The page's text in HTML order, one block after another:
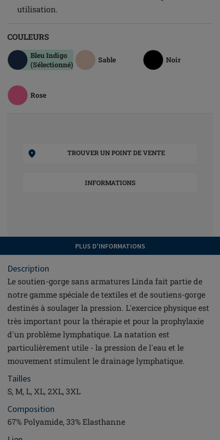
utilisation.
COULEURS
Bleu Indigo
(Sélectionné)
Sable Noir
Rose
TROUVER UN POINT DE VENTE
INFORMATIONS
PLUS D'INFORMATIONS
Description
Le soutien-gorge sans armatures Linda fait partie de
notre gamme spéciale de textiles et de soutiens-gorge
destinés à soulager la pression. L'exercice physique est
très important pour la thérapie et pour la prophylaxie
d'un problème lymphatique. La natation est
particulièrement utile - la pression de l'eau et le
mouvement stimulent le drainage lymphatique.
Tailles
S, M, L, XL, 2XL, 3XL
Composition
67% Polyamide, 33% Elasthanne